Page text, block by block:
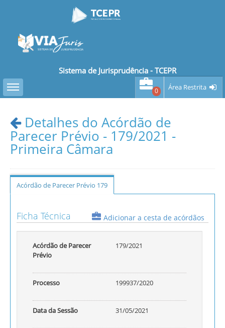
Sistema de Jurisprudência - TCEPR
Toggle sidebar
0 Área Restrita
Detalhes do Acórdão de
Parecer Prévio - 179/2021 -
Primeira Câmara
Acórdão de Parecer Prévio 179
Ficha Técnica Adicionar a cesta de acórdãos
Acórdão de Parecer
Prévio
179/2021
Processo 199937/2020
Data da Sessão 31/05/2021